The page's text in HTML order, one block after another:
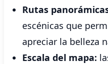
Rutas
escénicas que
apreciar la belleza
Escala del mapa: